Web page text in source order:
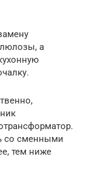
а
со сменными
тем ниже